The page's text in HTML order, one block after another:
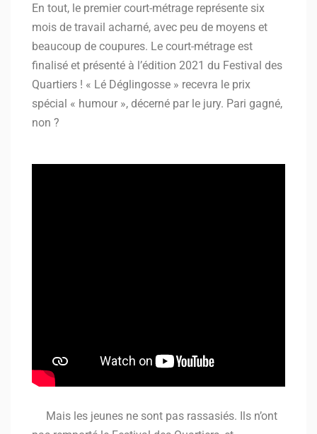
En tout, le premier court-métrage représente six
mois de travail acharné, avec peu de moyens et
beaucoup de coupures. Le court-métrage est
finalisé et présenté à l’édition 2021 du Festival des
Quartiers ! « Lé Déglingosse » recevra le prix
spécial « humour », décerné par le jury. Pari gagné,
non ?
Mais les jeunes ne sont pas rassasiés. Ils n’ont